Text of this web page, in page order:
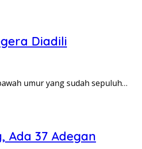
Diadili
umur yang sudah sepuluh…
Ada 37 Adegan